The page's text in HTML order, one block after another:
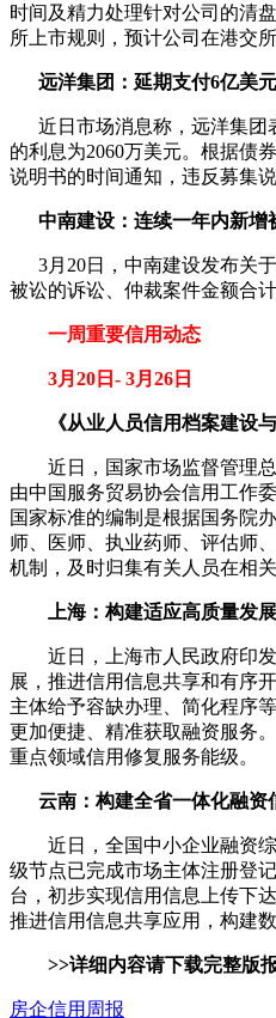
时间及精力处理针对公司的清
所上市规则，预计公司在港交
远洋集团：延期支付6亿美
近日市场消息称，远洋集团
的利息为2060万美元。根据债
说明书的时间通知，违反募集
中南建设：连续一年内新增
3月20日，中南建设发布关于
被讼的诉讼、仲裁案件金额合
一周重要信用动态
3月20日- 3月26日
《从业人员信用档案建设
近日，国家市场监督管理总
由中国服务贸易协会信用工作
国家标准的编制是根据国务院
师、医师、执业药师、评估师
机制，及时归集有关人员在相
上海：构建适应高质量发
近日，上海市人民政府印发
展，推进信用信息共享和有序
主体给予容缺办理、简化程序
更加便捷、精准获取融资服务
重点领域信用修复服务能级。
云南：构建全省一体化融资
近日，全国中小企业融资综
级节点已完成市场主体注册登
台，初步实现信用信息上传下
推进信用信息共享应用，构建
>>详细内容请下载完整版
房企信用周报